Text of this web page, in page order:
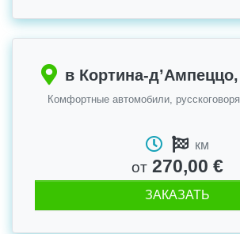
в Кортина-
Комфортные автомобили,
км
от 270,00 €
ЗАКАЗАТЬ